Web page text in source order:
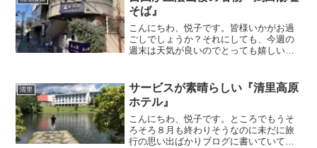
そば』
こんにちわ、悦子です。皆様いかがお過
ごしでしょうか？それにしても、今週の
週末は天気が良いのでとっても嬉しい。
た。最近は腰と膝が痛かったので、お休
みにしてましたが、また...
清里
サービスが素晴らしい『清里高原
ホテル』
こんにちわ、悦子です。ところでもうそ
ろそろ８月も終わりそうなのに未だに旅
行の思い出ばかりブログに書いていてま